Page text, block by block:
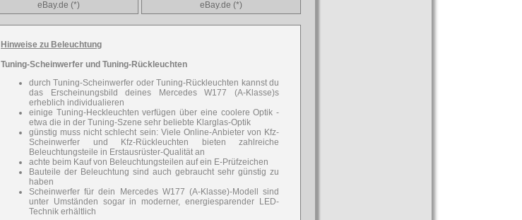
eBay.de (*)
eBay.de (*)
Hinweise zu Beleuchtung
Tuning-Scheinwerfer und Tuning-Rückleuchten
durch Tuning-Scheinwerfer oder Tuning-Rückleuchten kannst du
das Erscheinungsbild deines Mercedes W177 (A-Klasse)s
erheblich individualieren
einige Tuning-Heckleuchten verfügen über eine coolere Optik -
etwa die in der Tuning-Szene sehr beliebte Klarglas-Optik
günstig muss nicht schlecht sein: Viele Online-Anbieter von Kfz-
Scheinwerfer und Kfz-Rückleuchten bieten zahlreiche
Beleuchtungsteile in Erstausrüster-Qualität an
achte beim Kauf von Beleuchtungsteilen auf ein E-Prüfzeichen
Bauteile der Beleuchtung sind auch gebraucht sehr günstig zu
haben
Scheinwerfer für dein Mercedes W177 (A-Klasse)-Modell sind
unter Umständen sogar in moderner, energiesparender LED-
Technik erhältlich